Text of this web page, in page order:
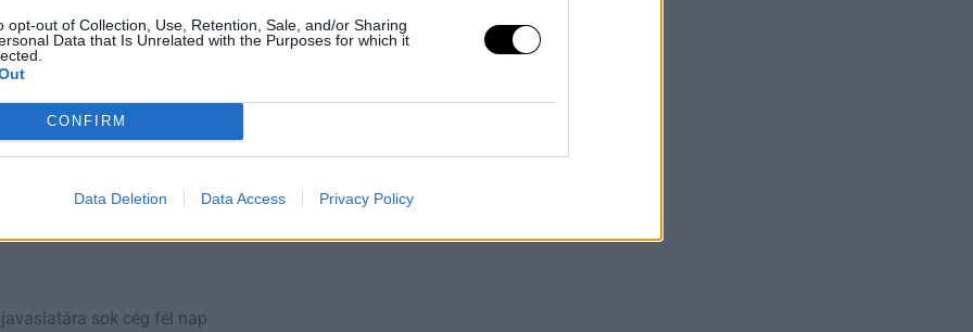
opt-out of Collection, Use, Retention, Sale, and/or Sharing
Data that Is Unrelated with the Purposes for which it
CONFIRM
Data Deletion Data Access Privacy Policy
1946 óta ezen a
egymást
női erő jelképe, mivel a
bástyái
sokkal inkább a
vagy konferenciákat
sok cég fél nap